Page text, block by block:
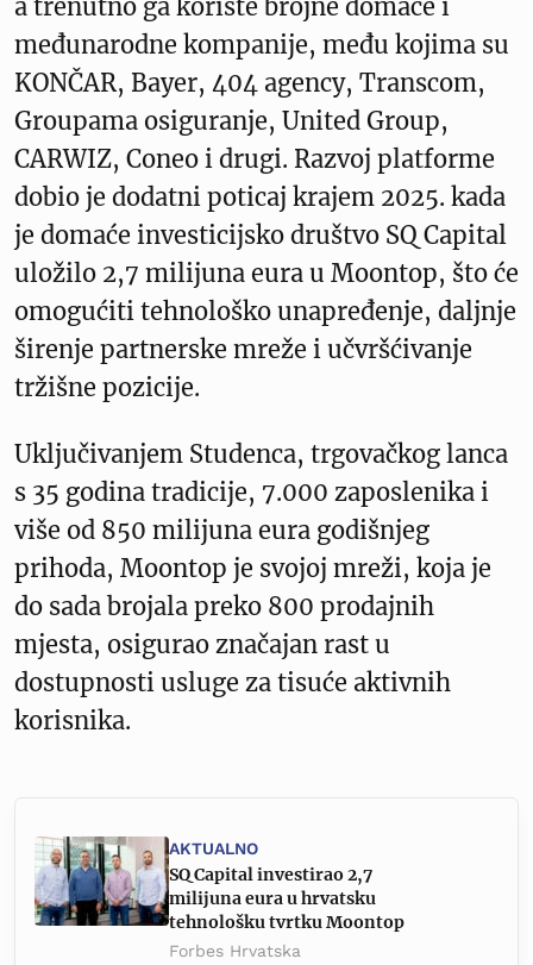
a trenutno ga koriste brojne domaće i
međunarodne kompanije, među kojima su
KONČAR, Bayer, 404 agency, Transcom,
Groupama osiguranje, United Group,
CARWIZ, Coneo i drugi. Razvoj platforme
dobio je dodatni poticaj krajem 2025. kada
je domaće investicijsko društvo SQ Capital
uložilo 2,7 milijuna eura u Moontop, što će
omogućiti tehnološko unapređenje, daljnje
širenje partnerske mreže i učvršćivanje
tržišne pozicije.
Uključivanjem Studenca, trgovačkog lanca
s 35 godina tradicije, 7.000 zaposlenika i
više od 850 milijuna eura godišnjeg
prihoda, Moontop je svojoj mreži, koja je
do sada brojala preko 800 prodajnih
mjesta, osigurao značajan rast u
dostupnosti usluge za tisuće aktivnih
korisnika.
AKTUALNO
SQ Capital investirao 2,7
milijuna eura u hrvatsku
tehnološku tvrtku Moontop
Forbes Hrvatska